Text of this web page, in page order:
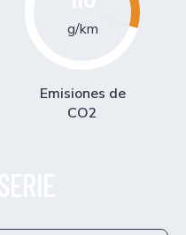
g/km
Emisiones de
CO2